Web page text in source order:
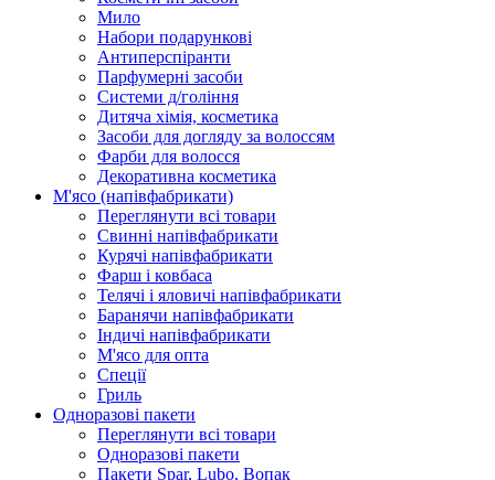
Мило
Набори подарункові
Антиперспіранти
Парфумерні засоби
Системи д/гоління
Дитяча хімія, косметика
Засоби для догляду за волоссям
Фарби для волосся
Декоративна косметика
М'ясо (напiвфабрикати)
Переглянути всі товари
Свиннi напiвфабрикати
Курячi напiвфабрикати
Фарш i ковбаса
Телячi i яловичi напiвфабрикати
Баранячи напiвфабрикати
Iндичi напiвфабрикати
М'ясо для опта
Спеції
Гриль
Одноразові пакети
Переглянути всі товари
Одноразові пакети
Пакети Spar, Lubo, Вопак